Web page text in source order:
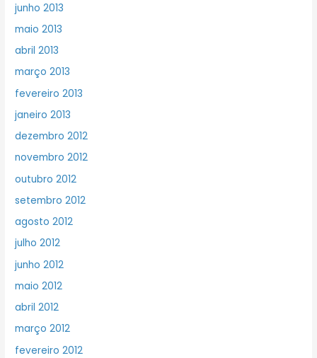
junho 2013
maio 2013
abril 2013
março 2013
fevereiro 2013
janeiro 2013
dezembro 2012
novembro 2012
outubro 2012
setembro 2012
agosto 2012
julho 2012
junho 2012
maio 2012
abril 2012
março 2012
fevereiro 2012